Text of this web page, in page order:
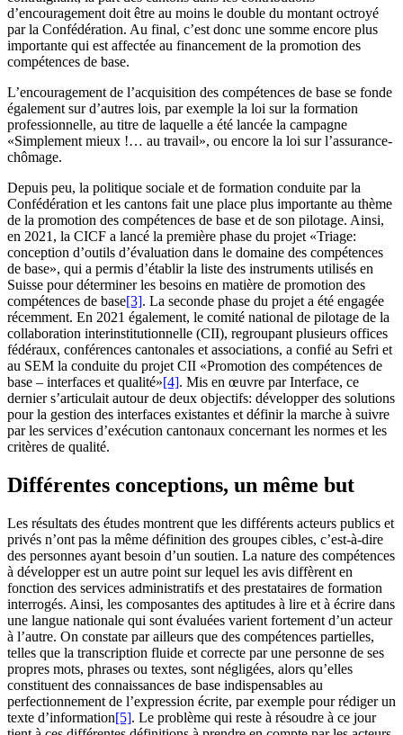
d’encouragement doit être au moins le double du montant octroyé
par la Confédération. Au final, c’est donc une somme encore plus
importante qui est affectée au financement de la promotion des
compétences de base.
L’encouragement de l’acquisition des compétences de base se fonde
également sur d’autres lois, par exemple la loi sur la formation
professionnelle, au titre de laquelle a été lancée la campagne
«Simplement mieux !… au travail», ou encore la loi sur l’assurance-
chômage.
Depuis peu, la politique sociale et de formation conduite par la
Confédération et les cantons fait une place plus importante au thème
de la promotion des compétences de base et de son pilotage. Ainsi,
en 2021, la CICF a lancé la première phase du projet «Triage:
conception d’outils d’évaluation dans le domaine des compétences
de base», qui a permis d’établir la liste des instruments utilisés en
Suisse pour déterminer les besoins en matière de promotion des
compétences de base[3]. La seconde phase du projet a été engagée
récemment. En 2021 également, le comité national de pilotage de la
collaboration interinstitutionnelle (CII), regroupant plusieurs offices
fédéraux, conférences cantonales et associations, a confié au Sefri et
au SEM la conduite du projet CII «Promotion des compétences de
base – interfaces et qualité»[4]. Mis en œuvre par Interface, ce
dernier s’articulait autour de deux objectifs: développer des solutions
pour la gestion des interfaces existantes et définir la marche à suivre
par les services d’exécution cantonaux concernant les normes et les
critères de qualité.
Différentes conceptions, un même but
Les résultats des études montrent que les différents acteurs publics et
privés n’ont pas la même définition des groupes cibles, c’est-à-dire
des personnes ayant besoin d’un soutien. La nature des compétences
à développer est un autre point sur lequel les avis diffèrent en
fonction des services administratifs et des prestataires de formation
interrogés. Ainsi, les composantes des aptitudes à lire et à écrire dans
une langue nationale qui sont évaluées varient fortement d’un acteur
à l’autre. On constate par ailleurs que des compétences partielles,
telles que la transcription fluide et correcte par une personne de ses
propres mots, phrases ou textes, sont négligées, alors qu’elles
constituent des connaissances de base indispensables au
perfectionnement de l’expression écrite, par exemple pour rédiger un
texte d’information[5]. Le problème qui reste à résoudre à ce jour